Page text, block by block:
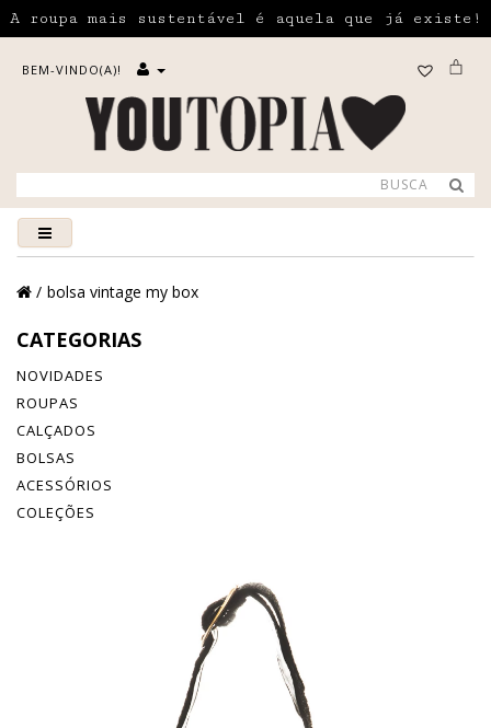
A roupa mais sustentável é aquela que já existe!
BEM-VINDO(A)!
bolsa vintage my box
CATEGORIAS
NOVIDADES
ROUPAS
CALÇADOS
BOLSAS
ACESSÓRIOS
COLEÇÕES